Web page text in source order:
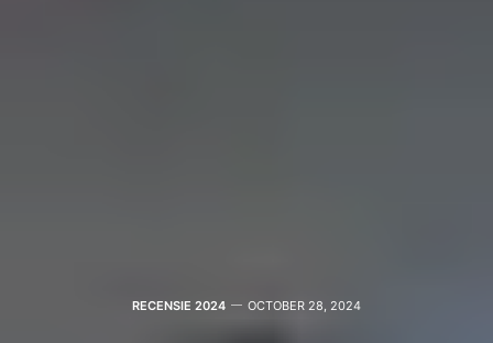
RECENSIE 2024 OCTOBER 28, 2024